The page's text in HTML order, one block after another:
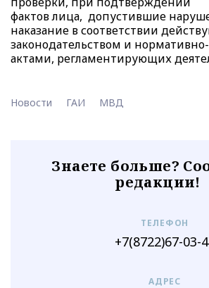
фактов лица, допустившие
наказание в соответствии
законодательством и
актами, регламентирующих
Новости ГАИ МВД
Знаете больше?
редакции!
ТЕЛЕФОН
+7(8722)67-03-
АДРЕС